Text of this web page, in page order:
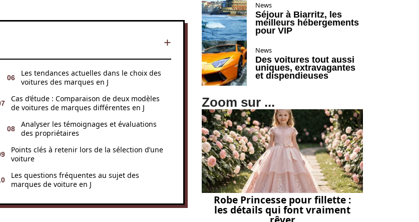
Les tendances actuelles dans le choix des
voitures des marques en J
Cas d’étude : Comparaison de deux modèles
de voitures de marques différentes en J
Analyser les témoignages et évaluations
des propriétaires
Points clés à retenir lors de la sélection d’une
voiture
Les questions fréquentes au sujet des
marques de voiture en J
News
Séjour à Biarritz, les
meilleurs hébergements
pour VIP
News
Des voitures tout aussi
uniques, extravagantes
et dispendieuses
Zoom sur ...
Robe Princesse pour fillette :
les détails qui font vraiment